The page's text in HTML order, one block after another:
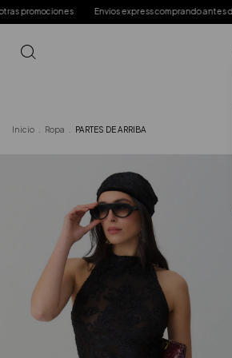
express comprando antes del mediodía 3
Inicio Ropa PARTES DE ARRIBA